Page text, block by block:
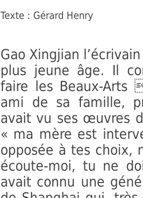
Texte : Gérard Henry
Gao Xingjian
plus jeune âge. Il
faire les Beaux-Arts
ami de sa famille,
avait vu ses œuvres
« ma mère est
opposée à tes choix,
écoute-moi, tu ne
avait connu une